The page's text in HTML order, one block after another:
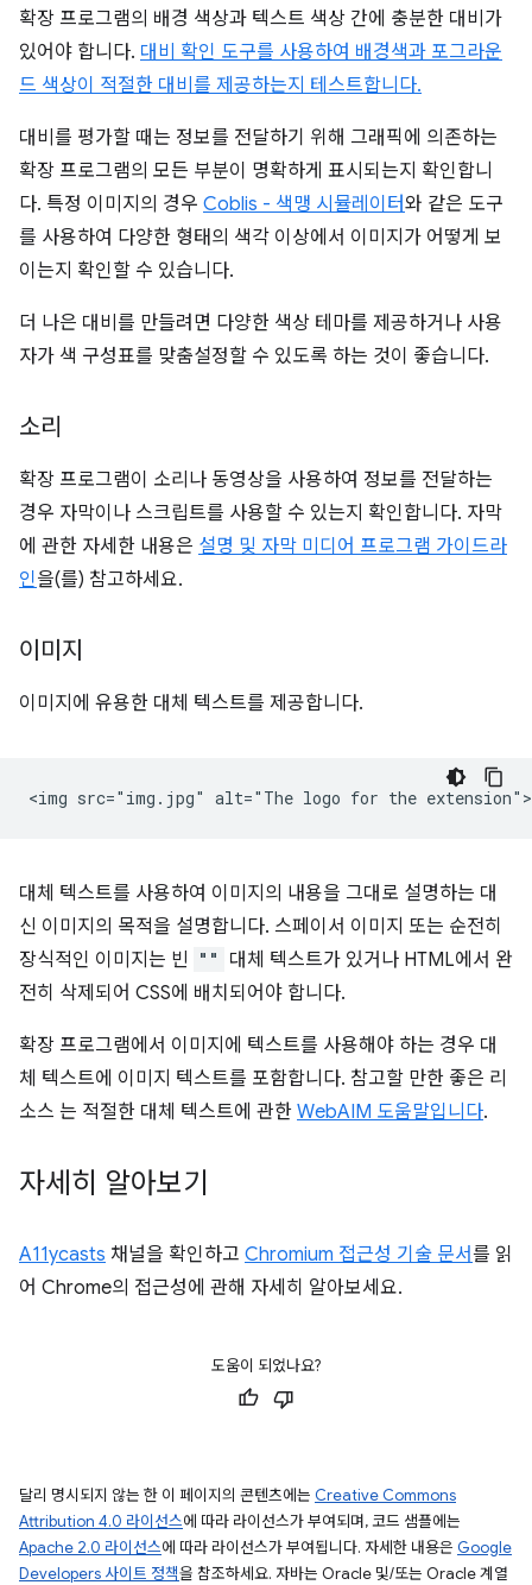
확장 프로그램의 배경 색상과 텍스트 색상 간에 충분한 대비가
있어야 합니다. 대비 확인 도구를 사용하여 배경색과 포그라운
드 색상이 적절한 대비를 제공하는지 테스트합니다.
대비를 평가할 때는 정보를 전달하기 위해 그래픽에 의존하는
확장 프로그램의 모든 부분이 명확하게 표시되는지 확인합니
다. 특정 이미지의 경우 Coblis - 색맹 시뮬레이터와 같은 도구
를 사용하여 다양한 형태의 색각 이상에서 이미지가 어떻게 보
이는지 확인할 수 있습니다.
더 나은 대비를 만들려면 다양한 색상 테마를 제공하거나 사용
자가 색 구성표를 맞춤설정할 수 있도록 하는 것이 좋습니다.
소리
확장 프로그램이 소리나 동영상을 사용하여 정보를 전달하는
경우 자막이나 스크립트를 사용할 수 있는지 확인합니다. 자막
에 관한 자세한 내용은 설명 및 자막 미디어 프로그램 가이드라
인을(를) 참고하세요.
이미지
이미지에 유용한 대체 텍스트를 제공합니다.
대체 텍스트를 사용하여 이미지의 내용을 그대로 설명하는 대
신 이미지의 목적을 설명합니다. 스페이서 이미지 또는 순전히
장식적인 이미지는 빈
""
대체 텍스트가 있거나 HTML에서 완
전히 삭제되어 CSS에 배치되어야 합니다.
확장 프로그램에서 이미지에 텍스트를 사용해야 하는 경우 대
체 텍스트에 이미지 텍스트를 포함합니다. 참고할 만한 좋은 리
소스 는 적절한 대체 텍스트에 관한 WebAIM 도움말입니다.
자세히 알아보기
A11ycasts 채널을 확인하고 Chromium 접근성 기술 문서를 읽
어 Chrome의 접근성에 관해 자세히 알아보세요.
도움이 되었나요?
달리 명시되지 않는 한 이 페이지의 콘텐츠에는 Creative Commons
Attribution 4.0 라이선스에 따라 라이선스가 부여되며, 코드 샘플에는
Apache 2.0 라이선스에 따라 라이선스가 부여됩니다. 자세한 내용은 Google
Developers 사이트 정책을 참조하세요. 자바는 Oracle 및/또는 Oracle 계열